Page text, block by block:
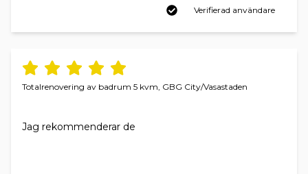
Verifierad användare
Totalrenovering av badrum 5 kvm, GBG City/Vasastaden
Jag rekommenderar de